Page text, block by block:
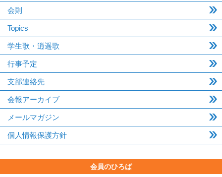
会則
Topics
学生歌・逍遥歌
行事予定
支部連絡先
会報アーカイブ
メールマガジン
個人情報保護方針
会員のひろば